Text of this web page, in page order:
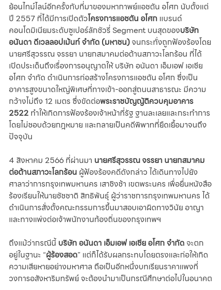
ย้อนไทม์ไลน์อีกครั้งกับที่มาของมหากาพย์แอชตัน อโศก นับตั้งแต่
ปี 2557 ที่ได้มีการเปิดตัวโครงการแอชตัน อโศก แบรนด์
คอนโดมิเนียมระดับซูเปอร์ลักชัวรี่ Segment บนสุดของบริษัท
อนันดา ดีเวลลอปเม้นท์ จำกัด (มหาชน) จนกระทั่งถูกฟ้องร้องโดย
นายศรีสุวรรณ จรรยา นายกสมาคมต่อต้านสภาวะโลกร้อน ที่ได้
เปิดประเด็นถึงเรื่องการอนุญาตให้ บริษัท อนันดา เอ็มเอฟ เอเชีย
อโศก จำกัด ดำเนินการก่อสร้างโครงการแอชตัน อโศก ซึ่งเป็น
อาคารสูงขนาดใหญ่พิเศษที่ทางเข้า-ออกสู่ถนนสาธารณะ มีความ
กว้างไม่ถึง 12 เมตร ซึ่งขัดต่อพระราชบัญญัติควบคุมอาคาร
2522 ทำให้เกิดการฟ้องร้องเจ้าหน้าที่รัฐ ฐานละเลยและกระทำการ
โดยไม่ชอบด้วยกฎหมาย และกลายเป็นคดีพิพาทที่ยืดเยื้อมาจนถึง
ปัจจุบัน
4 สิงหาคม 2566 ที่ผ่านมา นายศรีสุวรรณ จรรยา นายกสมาคม
ต่อต้านสภาวะโลกร้อน ผู้ฟ้องร้องคดีดังกล่าว ได้เดินทางไปยัง
ศาลาว่าการกรุงเทพมหานคร เสาชิงช้า เขตพระนคร เพื่อยื่นหนังสือ
ร้องเรียนให้นายชัชชาติ สิทธิพันธุ์ ผู้ว่าราชการกรุงเทพมหานคร ได้
ดำเนินการสั่งตั้งคณะกรรมการขึ้นมาสอบเอาผิดทางวินัย อาญา
และทางแพ่งต่อเจ้าพนักงานท้องถิ่นของกรุงเทพฯ
ถึงแม้ว่ากรณีนี้ บริษัท อนันดา เอ็มเอฟ เอเชีย อโศก จำกัด จะตก
อยู่ในฐานะ “ผู้ร้องสอด” แต่ก็ได้รับผลกระทบโดยตรงและก่อให้เกิด
ความเสียหายอย่างมหาศาล ถือเป็นอีกหนึ่งบทเรียนราคาแพงที่
วงการอสังหาริมทรัพย์ จะต้องนำมาเป็นกรณีศึกษาต่อไปในอนาคต